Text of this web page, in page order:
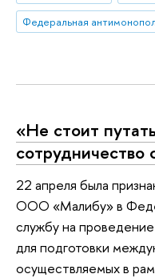
Федеральная
«Не стоит
сотрудничество
22 апреля была
ООО «Малибу» в
службу на
для подготовки
осуществляемых в